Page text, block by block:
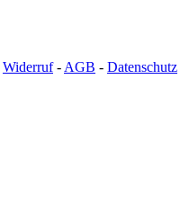
Widerruf- AGB - Datenschutz